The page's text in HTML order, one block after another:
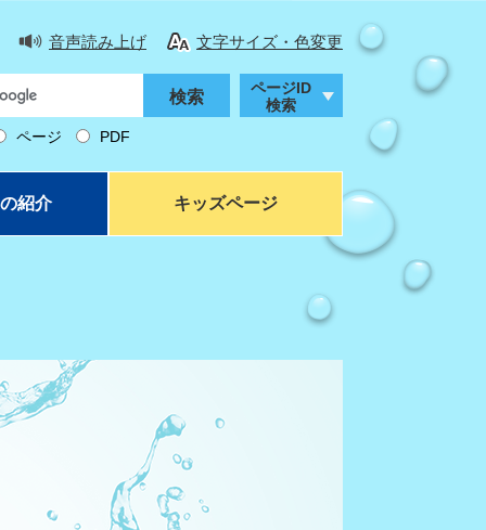
音声読み上げ 文字サイズ・色変更
ページ PDF
ページID
検索
紹介 キッズページ